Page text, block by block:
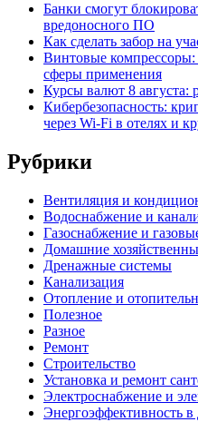
Банки смогут
вредоносного ПО
Как сделать забор на
Винтовые
сферы применения
Курсы валют 8 августа:
Кибербезопасность:
через Wi-Fi в отелях и
Рубрики
Вентиляция и
Водоснабжение и
Газоснабжение и
Домашние
Дренажные системы
Канализация
Отопление и
Полезное
Разное
Ремонт
Строительство
Установка и ремонт
Электроснабжение и
Энергоэффективность в